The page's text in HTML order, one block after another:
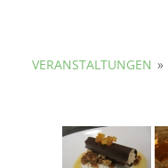
VERANSTALTUNGEN »